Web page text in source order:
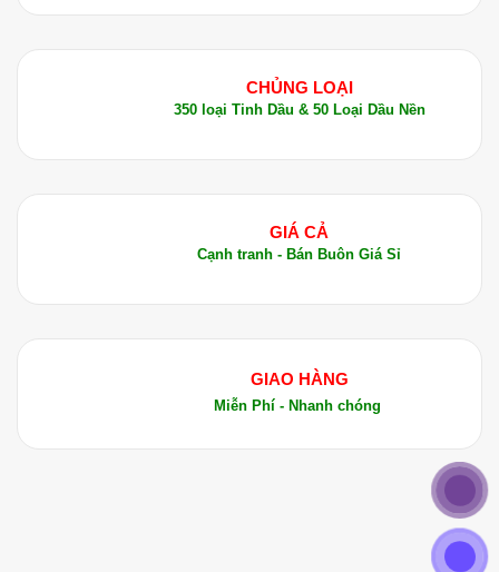
CHỦNG LOẠI
350 loại Tinh Dầu & 50 Loại Dầu Nền
GIÁ CẢ
Cạnh tranh - Bán Buôn Giá Sỉ
GIAO HÀNG
Miễn Phí - Nhanh chóng